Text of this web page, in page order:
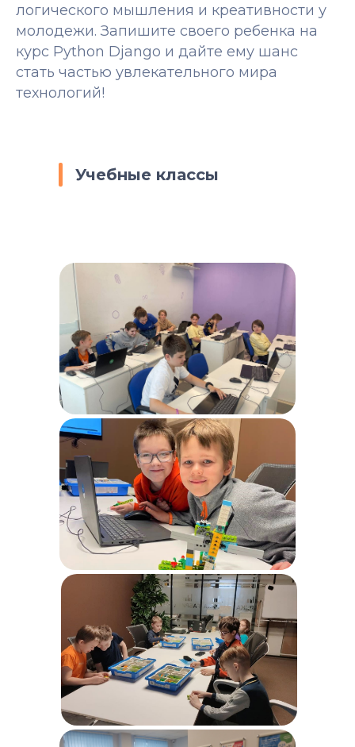
логического мышления и креативности у
молодежи. Запишите своего ребенка на
курс Python Django и дайте ему шанс
стать частью увлекательного мира
технологий!
Учебные классы